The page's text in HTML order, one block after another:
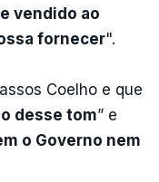
vendido ao
fornecer".
Coelho e que
desse tom” e
o Governo nem